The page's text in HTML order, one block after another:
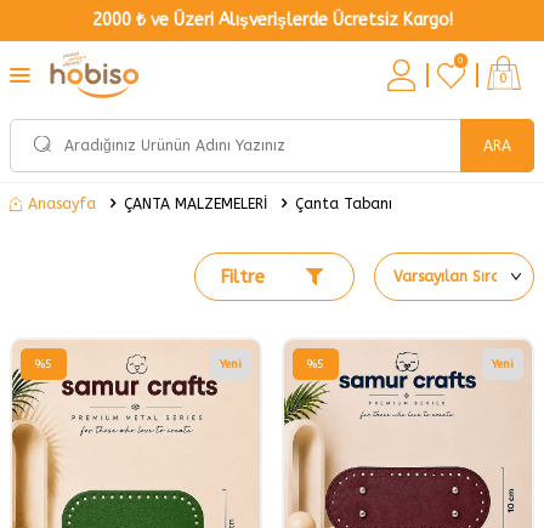
2000 ₺ ve Üzeri Alışverişlerde Ücretsiz Kargo!
ARA
0
0
Anasayfa ÇANTA MALZEMELERİ Çanta Tabanı
Filtre
%5 Yeni %5 Yeni